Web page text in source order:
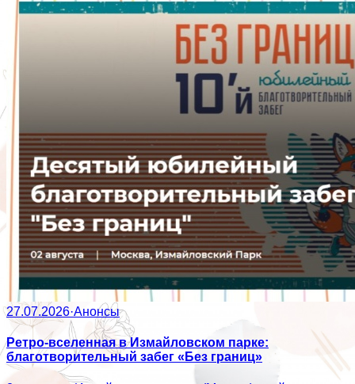
27.07.2026·Анонсы
Ретро-вселенная в Измайловском парке:
благотворительный забег «Без границ»